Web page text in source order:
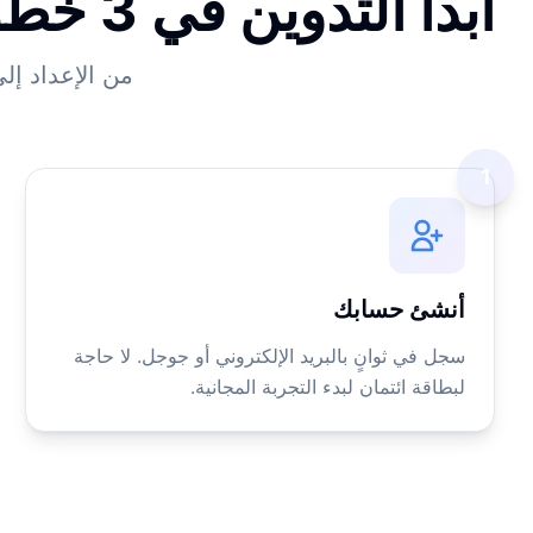
من الإعداد
1
أنشئ حسابك
سجل في ثوانٍ بالبريد الإلكتروني أو جوجل. لا حاجة
لبطاقة ائتمان لبدء التجربة المجانية.